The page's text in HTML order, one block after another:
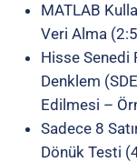
MATLAB
Veri Alma
Hisse Senedi
Denklem
Edilmesi –
Sadece 8
Dönük Testi